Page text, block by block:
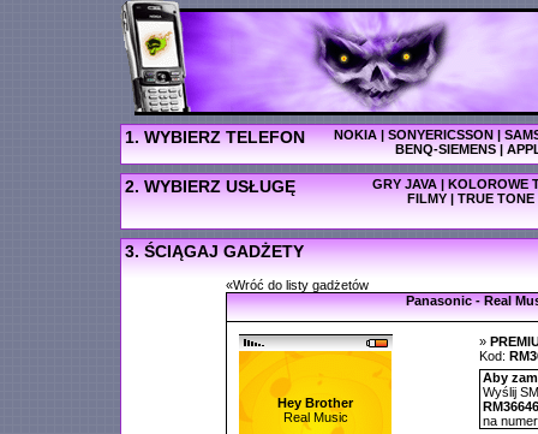
1. WYBIERZ TELEFON NOKIA|SONYERICSSON|
BENQ-SIEMENS|
2. WYBIERZ USŁUGĘ GRY JAVA | KOLOROWE
FILMY | TRUE TONE
3. ŚCIĄGAJ GADŻETY
«Wróć do listy gadżetów
Panasonic - Real
Hey Brother
Real Music
»
Kod:
Aby
Wyślij
na